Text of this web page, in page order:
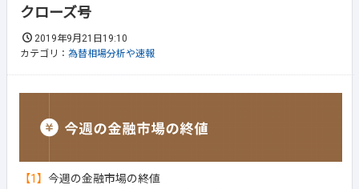
クローズ号
2019年9月21日19:10
カテゴリ： 為替相場分析や速報
【1】 今週の金融市場の終値